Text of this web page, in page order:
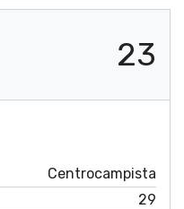
23
Centrocampista
29